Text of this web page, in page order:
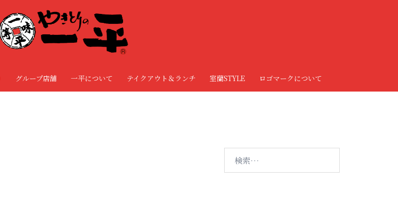
グループ店舗 一平について テイクアウト＆ランチ 室蘭STYLE ロゴマークについて